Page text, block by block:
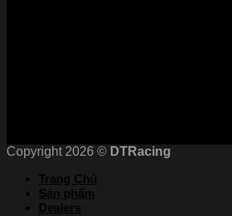
Copyright 2026 © DTRacing
Trang Chủ
Sản phẩm
Dealers